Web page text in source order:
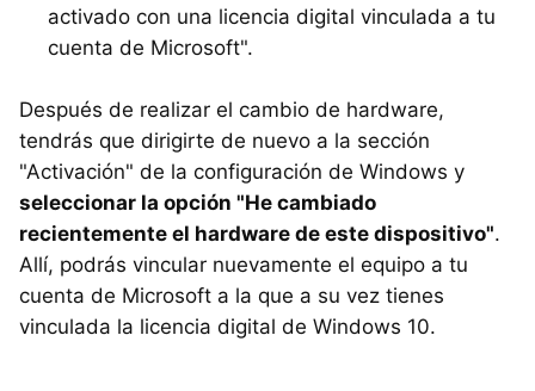
activado con una licencia digital vinculada a tu
cuenta de Microsoft".
Después de realizar el cambio de hardware,
tendrás que dirigirte de nuevo a la sección
"Activación" de la configuración de Windows y
seleccionar la opción "He cambiado
recientemente el hardware de este dispositivo".
Allí, podrás vincular nuevamente el equipo a tu
cuenta de Microsoft a la que a su vez tienes
vinculada la licencia digital de Windows 10.